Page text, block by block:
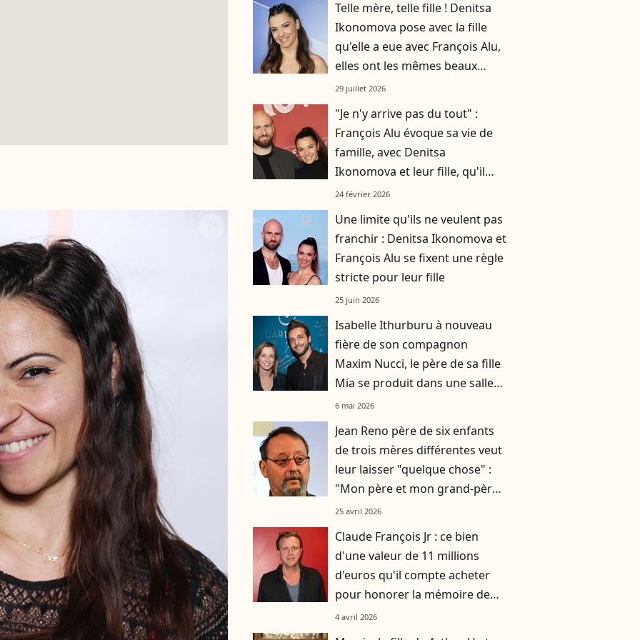
Telle mère, telle fille ! Denitsa
Ikonomova pose avec la fille
qu'elle a eue avec François Alu,
elles ont les mêmes beaux
cheveux châtains
29 juillet 2026
"Je n'y arrive pas du tout" :
François Alu évoque sa vie de
famille, avec Denitsa
Ikonomova et leur fille, qu'il
partage avec sa carrière
24 février 2026
Une limite qu'ils ne veulent pas
franchir : Denitsa Ikonomova et
François Alu se fixent une règle
stricte pour leur fille
25 juin 2026
Isabelle Ithurburu à nouveau
fière de son compagnon
Maxim Nucci, le père de sa fille
Mia se produit dans une salle
mythique
6 mai 2026
Jean Reno père de six enfants
de trois mères différentes veut
leur laisser "quelque chose" :
"Mon père et mon grand-père
ne m’ont rien laissé"
25 avril 2026
Claude François Jr : ce bien
d'une valeur de 11 millions
d'euros qu'il compte acheter
pour honorer la mémoire de
son père Claude François
4 avril 2026